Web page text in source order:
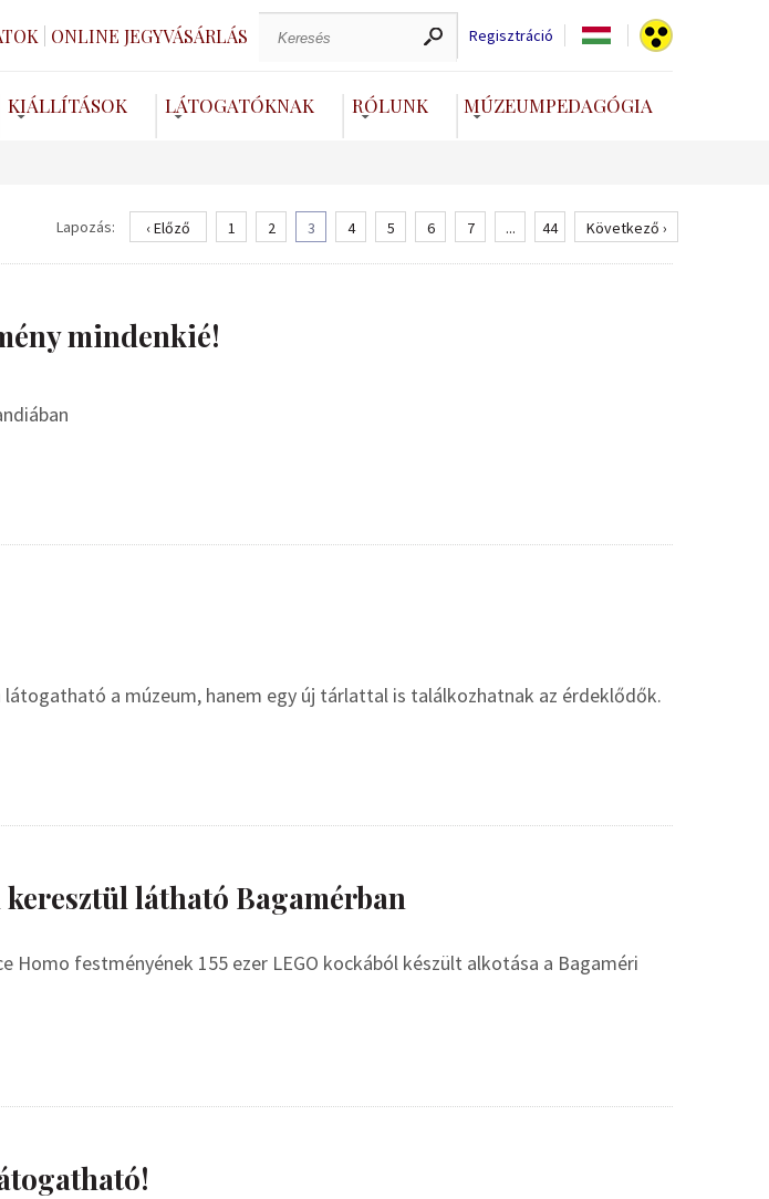
ONLINE JEGYVÁSÁRLÁS Regisztráció
KIÁLLÍTÁSOK LÁTOGATÓKNAK RÓLUNK MÚZEUMPEDAGÓGIA
Lapozás: ‹ Előző 1 2 3 4 5 6 7 ... 44 Következő ›
mindenkié!
látogatható a múzeum, hanem egy új tárlattal is találkozhatnak az érdeklődők.
látható Bagamérban
Homo festményének 155 ezer LEGO kockából készült alkotása a Bagaméri